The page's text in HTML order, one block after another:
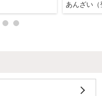
あんざい（